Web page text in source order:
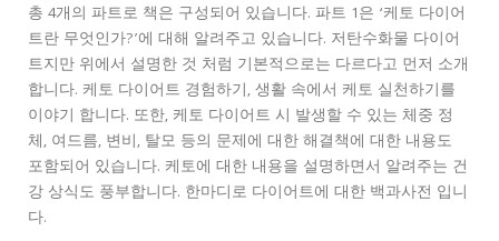
총 4개의 파트로 책은 구성되어 있습니다. 파트 1은 ‘케토 다이어
트란 무엇인가?’에 대해 알려주고 있습니다. 저탄수화물 다이어
트지만 위에서 설명한 것 처럼 기본적으로는 다르다고 먼저 소개
합니다. 케토 다이어트 경험하기, 생활 속에서 케토 실천하기를
이야기 합니다. 또한, 케토 다이어트 시 발생할 수 있는 체중 정
체, 여드름, 변비, 탈모 등의 문제에 대한 해결책에 대한 내용도
포함되어 있습니다. 케토에 대한 내용을 설명하면서 알려주는 건
강 상식도 풍부합니다. 한마디로 다이어트에 대한 백과사전 입니
다.